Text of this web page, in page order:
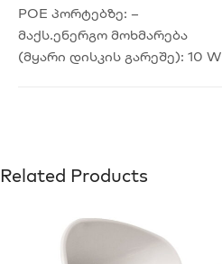
POE პორტებზე: –
მაქს.ენერგო მოხმარება
(მყარი დისკის გარეშე): 10 W
Related Products